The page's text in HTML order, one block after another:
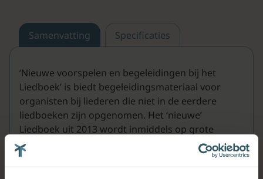
Samenvatting Specificaties
‘Nieuwe voorspelen en begeleidingen bij het
Liedboek’ is biedt begeleidingsmateriaal voor
organisten bij liederen die niet in de eerdere
liedboeken zijn opgenomen. Het ‘nieuwe’
Liedboek uit 2013 wordt inmiddels op grote
schaal gebruikt. Bij organisten ontstaat een
groeiende behoefte aan meer
begeleidingsmateriaal, intonaties en voorspelen,